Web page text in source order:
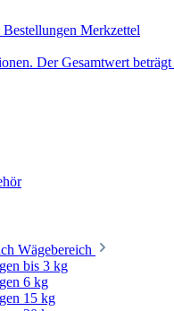
Bestellungen Merkzettel
Der Gesamtwert
Wägebereich
bis 3 kg
6 kg
15 kg